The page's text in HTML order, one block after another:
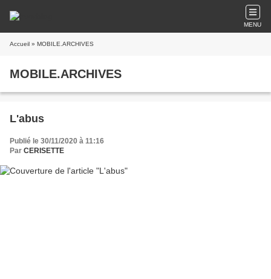
MENU
Accueil » MOBILE.ARCHIVES
MOBILE.ARCHIVES
L'abus
Publié le 30/11/2020 à 11:16
Par CERISETTE